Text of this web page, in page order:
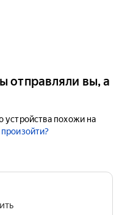
отправляли вы, а
устройства похожи на